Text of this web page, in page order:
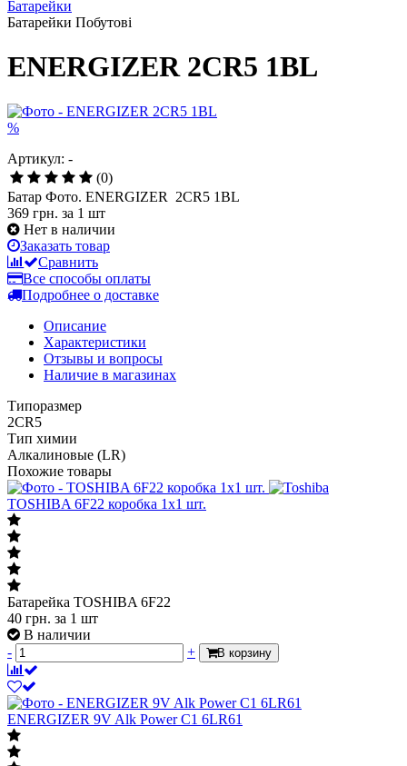
Батарейки
Батарейки Побутові
ENERGIZER 2CR5 1BL
%
Артикул: -
(0)
Батар Фото. ENERGIZER 2CR5 1BL
369 грн. за 1 шт
Нет в наличии
Заказать товар
Сравнить
Все способы оплаты
Подробнее о доставке
Описание
Характеристики
Отзывы и вопросы
Наличие в магазинах
Типоразмер
2CR5
Тип химии
Алкалиновые (LR)
Похожие товары
TOSHIBA 6F22 коробка 1x1 шт.
Батарейка TOSHIBA 6F22
40 грн. за 1 шт
В наличии
-
+ В корзину
ENERGIZER 9V Alk Power C1 6LR61